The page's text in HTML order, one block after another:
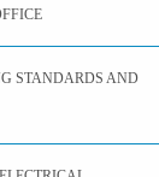
STANDARDS AND